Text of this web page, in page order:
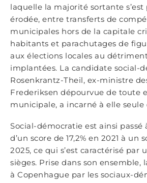
laquelle la majorité sortante
érodée, entre transferts de
municipales hors de la capitale
habitants et parachutages de
aux élections locales au
implantées. La candidate social-
Rosenkrantz-Theil, ex-ministre
Frederiksen dépourvue de toute
municipale, a incarné à elle
Social-démocratie est ainsi passé
d’un score de 17,2% en 2021 à un
2025, ce qui s’est caractérisé par
sièges. Prise dans son ensemble,
à Copenhague par les sociaux-